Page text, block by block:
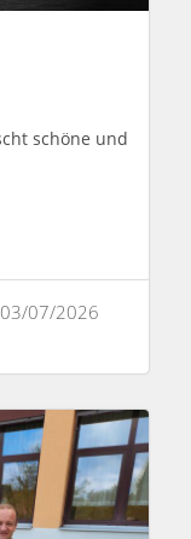
03/07/2026
schöne und